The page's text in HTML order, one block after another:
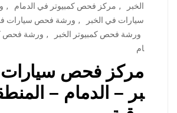
الخبر
, مركز فحص كمبيوتر في الدمام ,
سيارات في الخبر
, ورشة فحص سيارات
ورشة فحص كمبيوتر الخبر
, ورشة فحص
ام
مركز فحص سيارات
بر – الدمام –